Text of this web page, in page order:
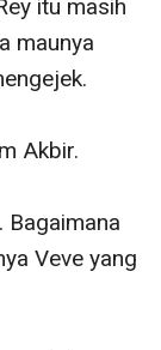
itu masih
maunya
Akbir.
Bagaimana
Veve yang